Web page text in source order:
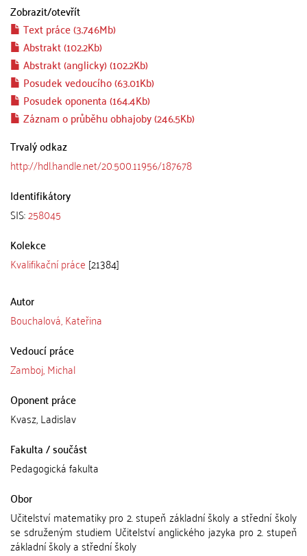
Zobrazit/otevřít
Text práce (3.746Mb)
Abstrakt (102.2Kb)
Abstrakt (anglicky) (102.2Kb)
Posudek vedoucího (63.01Kb)
Posudek oponenta (164.4Kb)
Záznam o průběhu obhajoby (246.5Kb)
Trvalý odkaz
http://hdl.handle.net/20.500.11956/187678
Identifikátory
SIS:258045
Kolekce
Kvalifikační práce [21384]
Autor
Bouchalová, Kateřina
Vedoucí práce
Zamboj, Michal
Oponent práce
Kvasz, Ladislav
Fakulta / součást
Pedagogická fakulta
Obor
Učitelství matematiky pro 2. stupeň základní školy a střední školy
se sdruženým studiem Učitelství anglického jazyka pro 2. stupeň
základní školy a střední školy